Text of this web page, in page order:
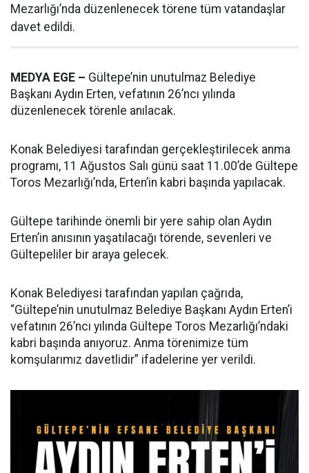
Mezarlığı’nda düzenlenecek törene tüm vatandaşlar
davet edildi.
MEDYA EGE – Gültepe’nin unutulmaz Belediye
Başkanı Aydın Erten, vefatının 26’ncı yılında
düzenlenecek törenle anılacak.
Konak Belediyesi tarafından gerçekleştirilecek anma
programı, 11 Ağustos Salı günü saat 11.00’de Gültepe
Toros Mezarlığı’nda, Erten’in kabri başında yapılacak.
Gültepe tarihinde önemli bir yere sahip olan Aydın
Erten’in anısının yaşatılacağı törende, sevenleri ve
Gültepeliler bir araya gelecek.
Konak Belediyesi tarafından yapılan çağrıda,
“Gültepe’nin unutulmaz Belediye Başkanı Aydın Erten’i
vefatının 26’ncı yılında Gültepe Toros Mezarlığı’ndaki
kabri başında anıyoruz. Anma törenimize tüm
komşularımız davetlidir” ifadelerine yer verildi.